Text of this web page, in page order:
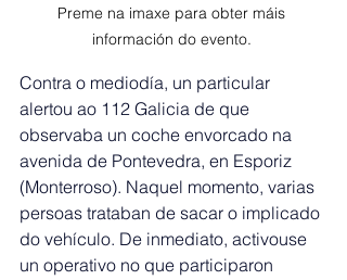
Preme na imaxe para obter máis
información do evento.
Contra o mediodía, un particular
alertou ao 112 Galicia de que
observaba un coche envorcado na
avenida de Pontevedra, en Esporiz
(Monterroso). Naquel momento, varias
persoas trataban de sacar o implicado
do vehículo. De inmediato, activouse
un operativo no que participaron